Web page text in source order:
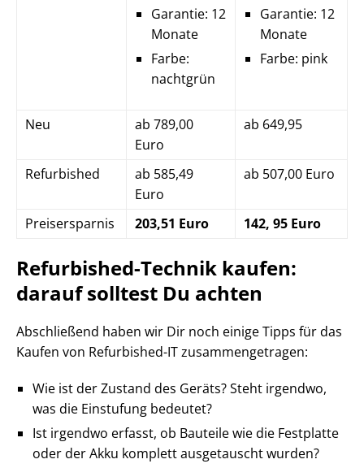
Garantie: 12
Monate
Farbe:
nachtgrün
Garantie: 12
Monate
Farbe: pink
Neu
ab 789,00
Euro
ab 649,95
Refurbished
ab 585,49
Euro
ab 507,00 Euro
Preisersparnis 203,51 Euro 142, 95 Euro
Refurbished-Technik kaufen:
darauf solltest Du achten
Abschließend haben wir Dir noch einige Tipps für das
Kaufen von Refurbished-IT zusammengetragen:
Wie ist der Zustand des Geräts? Steht irgendwo,
was die Einstufung bedeutet?
Ist irgendwo erfasst, ob Bauteile wie die Festplatte
oder der Akku komplett ausgetauscht wurden?